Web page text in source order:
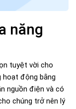
năng
tuyệt vời cho
hoạt động bằng
nguồn điện và có
chúng trở nên lý